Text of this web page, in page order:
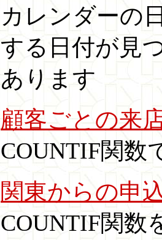
カレンダーの
する日付が見
あります
顧客ごとの来
COUNTIF関数
関東からの申
COUNTIF関数